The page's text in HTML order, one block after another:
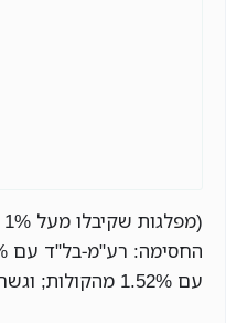
עם 1.52% מהקולות; וגשר עם 2.69% מהקולות)